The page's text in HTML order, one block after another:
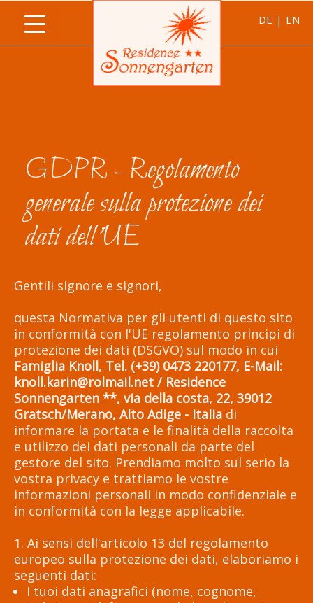
DE | EN
GDPR - Regolamento
generale sulla protezione dei
dati dell'UE
Gentili signore e signori,
questa Normativa per gli utenti di questo sito
in conformità con l'UE regolamento principi di
protezione dei dati (DSGVO) sul modo in cui
Famiglia Knoll, Tel. (+39) 0473 220177, E-Mail:
knoll.karin@rolmail.net / Residence
Sonnengarten **, via della costa, 22, 39012
Gratsch/Merano, Alto Adige - Italia di
informare la portata e le finalità della raccolta
e utilizzo dei dati personali da parte del
gestore del sito. Prendiamo molto sul serio la
vostra privacy e trattiamo le vostre
informazioni personali in modo confidenziale e
in conformità con la legge applicabile.
1. Ai sensi dell'articolo 13 del regolamento
europeo sulla protezione dei dati, elaboriamo i
seguenti dati:
I tuoi dati anagrafici (nome, cognome,